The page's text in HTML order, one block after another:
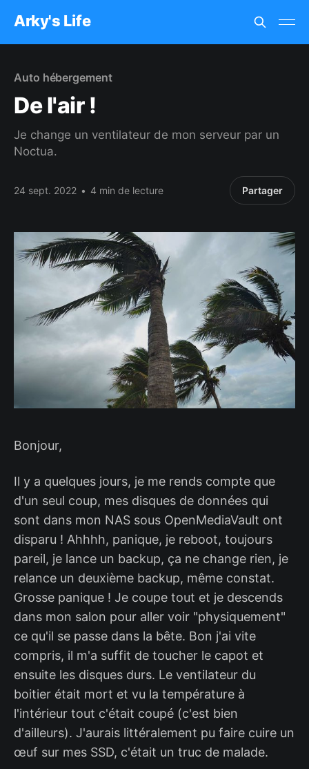
Arky's Life
Auto hébergement
De l'air !
Je change un ventilateur de mon serveur par un
Noctua.
24 sept. 2022 • 4 min de lecture Partager
Bonjour,
Il y a quelques jours, je me rends compte que
d'un seul coup, mes disques de données qui
sont dans mon NAS sous OpenMediaVault ont
disparu ! Ahhhh, panique, je reboot, toujours
pareil, je lance un backup, ça ne change rien, je
relance un deuxième backup, même constat.
Grosse panique ! Je coupe tout et je descends
dans mon salon pour aller voir "physiquement"
ce qu'il se passe dans la bête. Bon j'ai vite
compris, il m'a suffit de toucher le capot et
ensuite les disques durs. Le ventilateur du
boitier était mort et vu la température à
l'intérieur tout c'était coupé (c'est bien
d'ailleurs). J'aurais littéralement pu faire cuire un
œuf sur mes SSD, c'était un truc de malade.